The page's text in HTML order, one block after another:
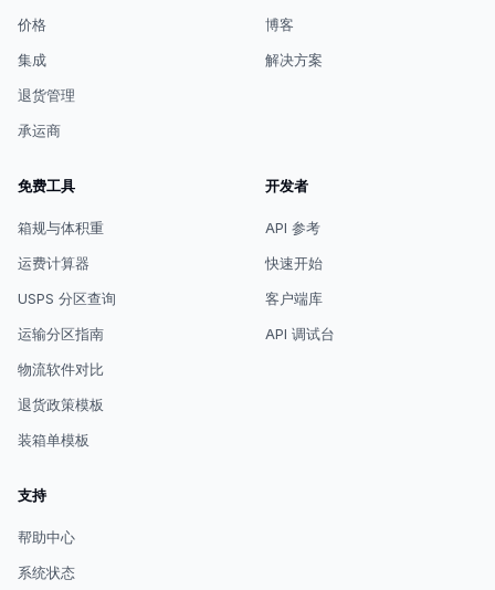
价格
集成
退货管理
承运商
博客
解决方案
免费工具
箱规与体积重
运费计算器
USPS 分区查询
运输分区指南
物流软件对比
退货政策模板
装箱单模板
开发者
API 参考
快速开始
客户端库
API 调试台
支持
帮助中心
系统状态